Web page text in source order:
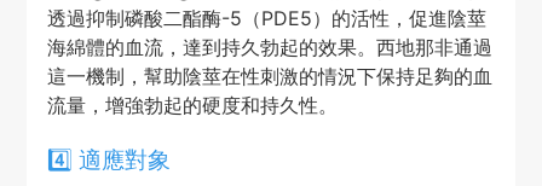
透過抑制磷酸二酯酶-5（PDE5）的活性，促進陰莖
海綿體的血流，達到持久勃起的效果。西地那非通過
這一機制，幫助陰莖在性刺激的情況下保持足夠的血
流量，增強勃起的硬度和持久性。
4️⃣ 適應對象